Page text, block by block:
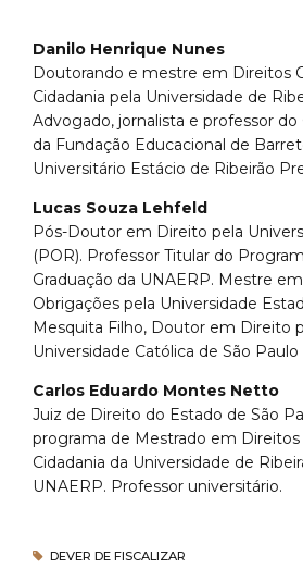
Danilo Henrique Nunes
Doutorando e mestre em Direitos
Cidadania pela Universidade de
Advogado, jornalista e professor
da Fundação Educacional de
Universitário Estácio de Ribeirão
Lucas Souza Lehfeld
Pós-Doutor em Direito pela
(POR). Professor Titular do
Graduação da UNAERP. Mestre
Obrigações pela Universidade
Mesquita Filho, Doutor em Direito
Universidade Católica de São Paulo
Carlos Eduardo Montes Netto
Juiz de Direito do Estado de São
programa de Mestrado em Direitos
Cidadania da Universidade de
UNAERP. Professor universitário.
DEVER DE FISCALIZAR